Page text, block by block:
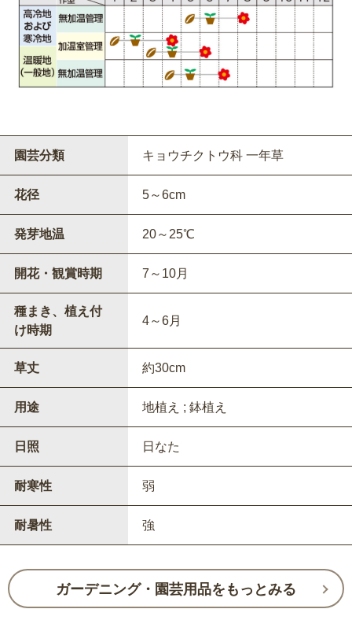
園芸分類 キョウチクトウ科 一年草
花径 5～6cm
発芽地温 20～25℃
開花・観賞時期 7～10月
種まき、植え付
け時期
4～6月
草丈 約30cm
用途 地植え ; 鉢植え
日照 日なた
耐寒性 弱
耐暑性 強
ガーデニング・園芸用品をもっとみる